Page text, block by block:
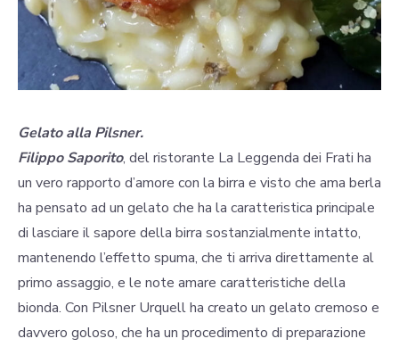
Gelato alla Pilsner.
Filippo Saporito, del ristorante La Leggenda dei Frati ha
un vero rapporto d’amore con la birra e visto che ama berla
ha pensato ad un gelato che ha la caratteristica principale
di lasciare il sapore della birra sostanzialmente intatto,
mantenendo l’effetto spuma, che ti arriva direttamente al
primo assaggio, e le note amare caratteristiche della
bionda. Con Pilsner Urquell ha creato un gelato cremoso e
davvero goloso, che ha un procedimento di preparazione